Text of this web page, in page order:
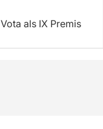
Vota als IX Premis